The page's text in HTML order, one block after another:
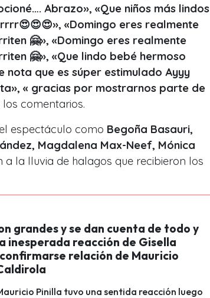
Abrazo», «Que niños más lindos
«Domingo eres realmente
🤗», «Domingo eres realmente
🤗», «Que lindo bebé hermoso
nota que es súper estimulado Ayyy
« gracias por mostrarnos parte de
comentarios.
espectáculo como Begoña Basauri,
Magdalena Max-Neef, Mónica
a la lluvia de halagos que recibieron los
grandes y se dan cuenta de todo y
inesperada reacción de Gisella
relación de Mauricio
Pinilla tuvo una sentida reacción luego